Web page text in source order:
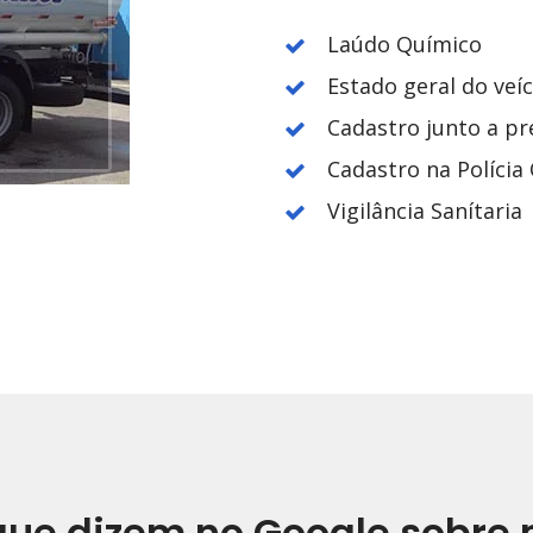
Laúdo Químico
Estado geral do
Cadastro junto a
Cadastro na Polícia
Vigilância Sanítaria